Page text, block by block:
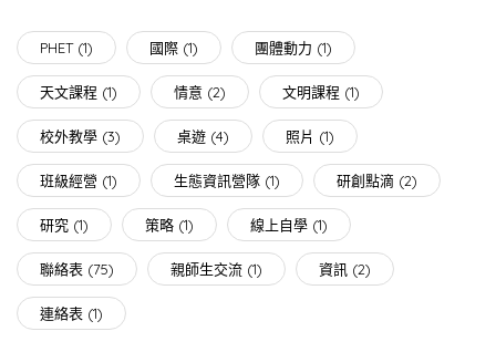
PHET(1) 國際 (1) 團體動力 (1)
天文課程 (1) 情意 (2) 文明課程 (1)
校外教學 (3) 桌遊 (4) 照片 (1)
班級經營 (1) 生態資訊營隊 (1) 研創點滴 (2)
研究 (1) 策略 (1) 線上自學 (1)
聯絡表 (75) 親師生交流 (1) 資訊 (2)
連絡表 (1)